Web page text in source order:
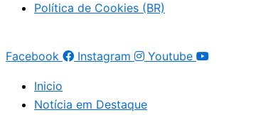
Política de Cookies (BR)
Facebook Instagram Youtube
Inicio
Notícia em Destaque